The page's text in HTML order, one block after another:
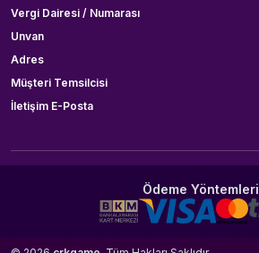
Vergi Dairesi / Numarası
Unvan
Adres
Müşteri Temsilcisi
İletişim E-Posta
Ödeme Yöntemleri